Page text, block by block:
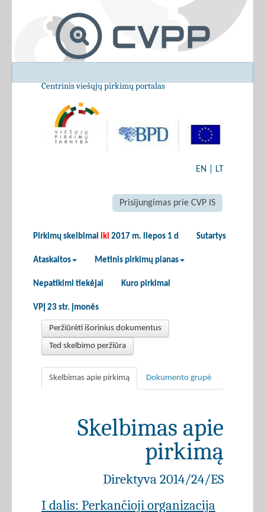
Centrinis viešųjų pirkimų portalas
EN LT
Prisijungimas prie CVP IS
Pirkimų skelbimai iki 2017 m. liepos 1 d Sutartys
Ataskaitos Metinis pirkimų planas
Nepatikimi tiekėjai Kuro pirkimai
VPĮ 23 str. įmonės
Peržiūrėti išorinius dokumentus
Ted skelbimo peržiūra
Skelbimas apie pirkimą Dokumento grupė
Skelbimas apie
pirkimą
Direktyva 2014/24/ES
I dalis: Perkančioji organizacija